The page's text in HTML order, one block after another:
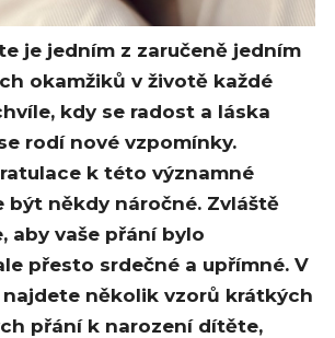
je jedním z zaručeně jedním
okamžiků v životě každé
kdy se radost a láska
rodí nové vzpomínky.
k této významné
být někdy náročné. Zvláště
aby vaše přání bylo
přesto srdečné a upřímné. V
několik vzorů krátkých
přání k narození dítěte,